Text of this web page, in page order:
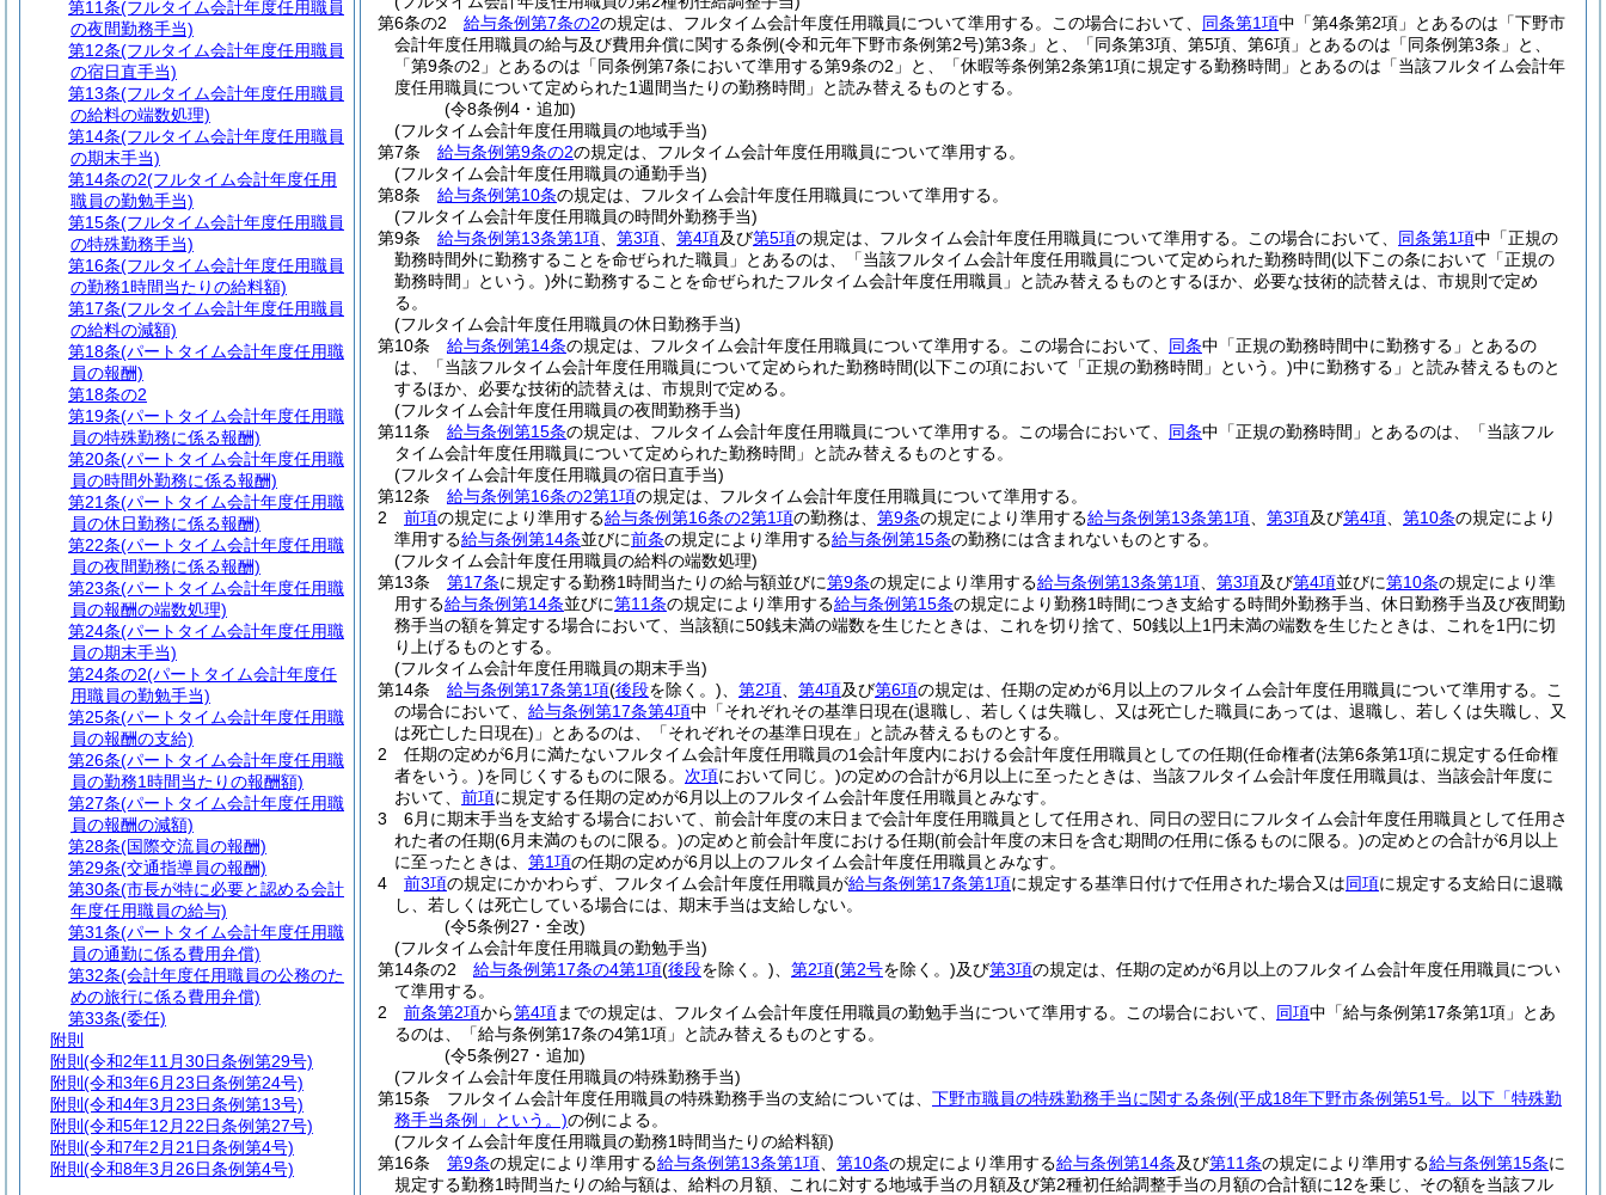
第6条の2
給与条例第7条の2の規定は、フルタイム会計年度任用職員について準用する。 この場合において、 同条第1項中「第4条第2項」とあるのは「下野市
会計年度任用職員の給与及び費用弁償に関する条例(令和元年下野市条例第2号)第3条」と、「同条第3項、第5項、第6項」とあるのは「同条例第3条」と、
「第9条の2」とあるのは「同条例第7条において準用する第9条の2」と、「休暇等条例第2条第1項に規定する勤務時間」とあるのは「当該フルタイム会計年
度任用職員について定められた1週間当たりの勤務時間」と読み替えるものとする。
(令8条例4・追加)
(フルタイム会計年度任用職員の地域手当)
第7条
給与条例第9条の2の規定は、フルタイム会計年度任用職員について準用する。
(フルタイム会計年度任用職員の通勤手当)
第8条
給与条例第10条の規定は、フルタイム会計年度任用職員について準用する。
(フルタイム会計年度任用職員の時間外勤務手当)
第9条
給与条例第13条第1項 第3項 第4項及び第5項の規定は、フルタイム会計年度任用職員について準用する。 この場合において、 同条第1項中「正規の
勤務時間外に勤務することを命ぜられた職員」とあるのは、「当該フルタイム会計年度任用職員について定められた勤務時間(以下この条において「正規の
勤務時間」という。)外に勤務することを命ぜられたフルタイム会計年度任用職員」と読み替えるものとするほか、必要な技術的読替えは、市規則で定め
る。
(フルタイム会計年度任用職員の休日勤務手当)
第10条
給与条例第14条の規定は、フルタイム会計年度任用職員について準用する。 この場合において、 同条中「正規の勤務時間中に勤務する」とあるの
は、「当該フルタイム会計年度任用職員について定められた勤務時間(以下この項において「正規の勤務時間」という。)中に勤務する」と読み替えるものと
するほか、必要な技術的読替えは、市規則で定める。
(フルタイム会計年度任用職員の夜間勤務手当)
第11条
給与条例第15条の規定は、フルタイム会計年度任用職員について準用する。 この場合において、 同条中「正規の勤務時間」とあるのは、「当該フル
タイム会計年度任用職員について定められた勤務時間」と読み替えるものとする。
(フルタイム会計年度任用職員の宿日直手当)
第12条
給与条例第16条の2第1項の規定は、フルタイム会計年度任用職員について準用する。
2
前項の規定により準用する給与条例第16条の2第1項の勤務は、 第9条の規定により準用する給与条例第13条第1項 第3項及び第4項 第10条の規定により
準用する給与条例第14条並びに前条の規定により準用する給与条例第15条の勤務には含まれないものとする。
(フルタイム会計年度任用職員の給料の端数処理)
第13条
第17条に規定する勤務1時間当たりの給与額並びに第9条の規定により準用する給与条例第13条第1項 第3項及び第4項並びに第10条の規定により準
用する給与条例第14条並びに第11条の規定により準用する給与条例第15条の規定により勤務1時間につき支給する時間外勤務手当、休日勤務手当及び夜間勤
務手当の額を算定する場合において、当該額に50銭未満の端数を生じたときは、これを切り捨て、50銭以上1円未満の端数を生じたときは、これを1円に切
り上げるものとする。
(フルタイム会計年度任用職員の期末手当)
第14条
給与条例第17条第1項(後段を除く。) 第2項 第4項及び第6項の規定は、任期の定めが6月以上のフルタイム会計年度任用職員について準用する。
こ
の場合において、 給与条例第17条第4項中「それぞれその基準日現在(退職し、若しくは失職し、又は死亡した職員にあっては、退職し、若しくは失職し、又
は死亡した日現在) 」とあるのは、「それぞれその基準日現在」と読み替えるものとする。
2
任期の定めが6月に満たないフルタイム会計年度任用職員の1会計年度内における会計年度任用職員としての任期(任命権者(法第6条第1項に規定する任命権
者をいう。)を同じくするものに限る。 次項において同じ。)の定めの合計が6月以上に至ったときは、当該フルタイム会計年度任用職員は、当該会計年度に
おいて、 前項に規定する任期の定めが6月以上のフルタイム会計年度任用職員とみなす。
3
6月に期末手当を支給する場合において、前会計年度の末日まで会計年度任用職員として任用され、同日の翌日にフルタイム会計年度任用職員として任用さ
れた者の任期(6月未満のものに限る。)の定めと前会計年度における任期(前会計年度の末日を含む期間の任用に係るものに限る。)の定めとの合計が6月以上
に至ったときは、 第1項の任期の定めが6月以上のフルタイム会計年度任用職員とみなす。
4
前3項の規定にかかわらず、フルタイム会計年度任用職員が給与条例第17条第1項に規定する基準日付けで任用された場合又は同項に規定する支給日に退職
し、若しくは死亡している場合には、期末手当は支給しない。
(令5条例27・全改)
(フルタイム会計年度任用職員の勤勉手当)
第14条の2
給与条例第17条の4第1項(後段を除く。) 第2項(第2号を除く。)及び第3項の規定は、任期の定めが6月以上のフルタイム会計年度任用職員につい
て準用する。
2
前条第2項から第4項までの規定は、フルタイム会計年度任用職員の勤勉手当について準用する。 この場合において、 同項中「給与条例第17条第1項」とあ
るのは、「給与条例第17条の4第1項」と読み替えるものとする。
(令5条例27・追加)
(フルタイム会計年度任用職員の特殊勤務手当)
第15条
フルタイム会計年度任用職員の特殊勤務手当の支給については、 下野市職員の特殊勤務手当に関する条例(平成18年下野市条例第51号。以下「特殊勤
務手当条例」という。)の例による。
(フルタイム会計年度任用職員の勤務1時間当たりの給料額)
第16条
第9条の規定により準用する給与条例第13条第1項 第10条の規定により準用する給与条例第14条及び第11条の規定により準用する給与条例第15条に
規定する勤務1時間当たりの給与額は、給料の月額、これに対する地域手当の月額及び第2種初任給調整手当の月額の合計額に12を乗じ、その額を当該フル
第11条(フルタイム会計年度任用職員
の夜間勤務手当)
第12条(フルタイム会計年度任用職員
の宿日直手当)
第13条(フルタイム会計年度任用職員
の給料の端数処理)
第14条(フルタイム会計年度任用職員
の期末手当)
第14条の2(フルタイム会計年度任用
職員の勤勉手当)
第15条(フルタイム会計年度任用職員
の特殊勤務手当)
第16条(フルタイム会計年度任用職員
の勤務1時間当たりの給料額)
第17条(フルタイム会計年度任用職員
の給料の減額)
第18条(パートタイム会計年度任用職
員の報酬)
第18条の2
第19条(パートタイム会計年度任用職
員の特殊勤務に係る報酬)
第20条(パートタイム会計年度任用職
員の時間外勤務に係る報酬)
第21条(パートタイム会計年度任用職
員の休日勤務に係る報酬)
第22条(パートタイム会計年度任用職
員の夜間勤務に係る報酬)
第23条(パートタイム会計年度任用職
員の報酬の端数処理)
第24条(パートタイム会計年度任用職
員の期末手当)
第24条の2(パートタイム会計年度任
用職員の勤勉手当)
第25条(パートタイム会計年度任用職
員の報酬の支給)
第26条(パートタイム会計年度任用職
員の勤務1時間当たりの報酬額)
第27条(パートタイム会計年度任用職
員の報酬の減額)
第28条(国際交流員の報酬)
第29条(交通指導員の報酬)
第30条(市長が特に必要と認める会計
年度任用職員の給与)
第31条(パートタイム会計年度任用職
員の通勤に係る費用弁償)
第32条(会計年度任用職員の公務のた
めの旅行に係る費用弁償)
第33条(委任)
附則
附則 (令和2年11月30日条例第29号)
附則 (令和3年6月23日条例第24号)
附則 (令和4年3月23日条例第13号)
附則 (令和5年12月22日条例第27号)
附則 (令和7年2月21日条例第4号)
附則 (令和8年3月26日条例第4号)